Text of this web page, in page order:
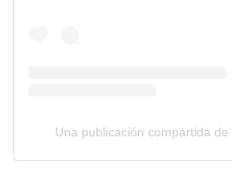
Una publicación compartida